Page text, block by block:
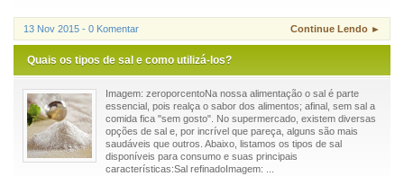
13 Nov 2015 - 0 Komentar Continue Lendo ►
Quais os tipos de sal e como utilizá-los?
Imagem: zeroporcentoNa nossa alimentação o sal é parte
essencial, pois realça o sabor dos alimentos; afinal, sem sal a
comida fica "sem gosto". No supermercado, existem diversas
opções de sal e, por incrível que pareça, alguns são mais
saudáveis que outros. Abaixo, listamos os tipos de sal
disponíveis para consumo e suas principais
características:Sal refinadoImagem: ...